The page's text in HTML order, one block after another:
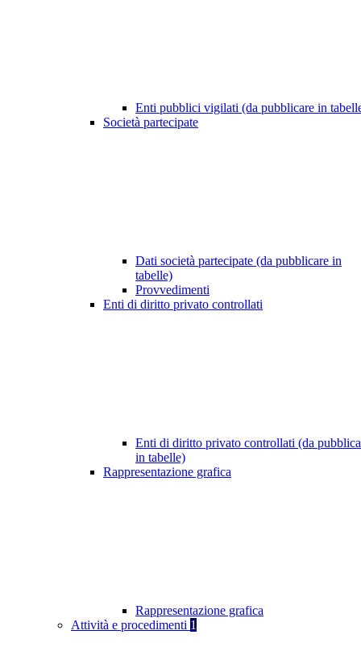
Enti pubblici vigilati (da pubblicare in
Società partecipate
Dati società partecipate (da pubblicare in
tabelle)
Provvedimenti
Enti di diritto privato controllati
Enti di diritto privato controllati (da
in tabelle)
Rappresentazione grafica
Rappresentazione grafica
Attività e procedimenti 1